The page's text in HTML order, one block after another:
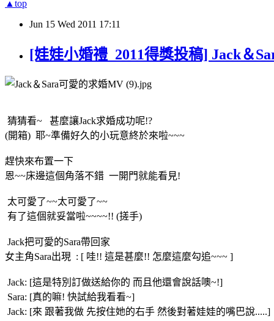
▲top
Jun 15 Wed 2011 17:11
[娃娃小婚禮_2011得獎投稿] Jack＆
猜猜看~ 甚麼讓Jack求婚成功呢!?
(開箱) 耶~準備好久的小玩意終於來啦~~~
趕快來布置一下
恩~~床邊這個角落不錯 一開門就能看見!
太可愛了~~太可愛了~~
有了這個就妥當啦~~~~!! (搓手)
Jack把可愛的Sara帶回家
女主角Sara出現 : [ 哇!! 這是甚麼!! 怎麼這麼勾追~~~ ]
Jack: [這是特別訂做送給你的 而且他還會說話噢~!]
Sara: [真的嘛! 快試給我看看~]
Jack: [來 跟著我做 先按住她的右手 然後對著娃娃的嘴巴說.....]